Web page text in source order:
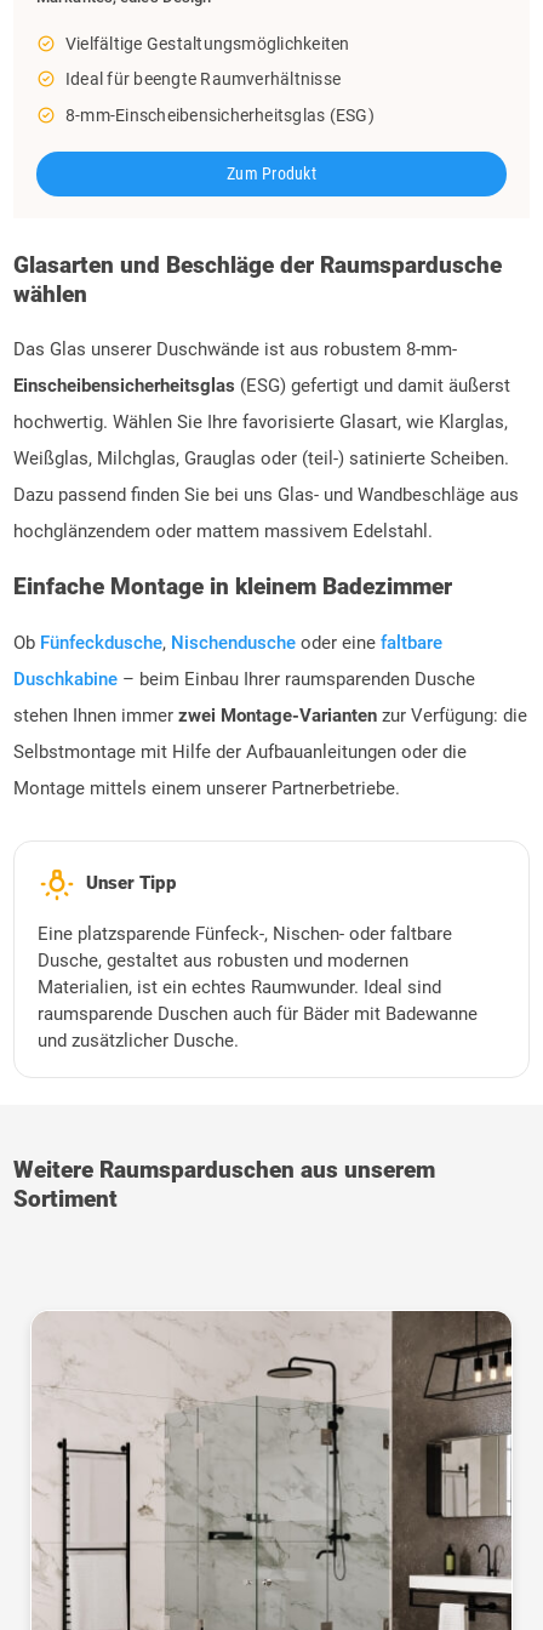
check_circle_outline Vielfältige Gestaltungsmöglichkeiten
check_circle_outline Ideal für beengte Raumverhältnisse
check_circle_outline 8-mm-Einscheibensicherheitsglas (ESG)
Zum Produkt
Glasarten und Beschläge der Raumspardusche
wählen
Das Glas unserer Duschwände ist aus robustem 8-mm-
Einscheibensicherheitsglas (ESG) gefertigt und damit äußerst
hochwertig. Wählen Sie Ihre favorisierte Glasart, wie Klarglas,
Weißglas, Milchglas, Grauglas oder (teil-) satinierte Scheiben.
Dazu passend finden Sie bei uns Glas- und Wandbeschläge aus
hochglänzendem oder mattem massivem Edelstahl.
Einfache Montage in kleinem Badezimmer
Ob Fünfeckdusche, Nischendusche oder einefaltbare
Duschkabine – beim Einbau Ihrer raumsparenden Dusche
stehen Ihnen immerzwei Montage-Varianten zur Verfügung: die
Selbstmontage mit Hilfe der Aufbauanleitungen oder die
Montage mittels einem unserer Partnerbetriebe.
wb_incandescent Unser Tipp
Eine platzsparende Fünfeck-, Nischen- oder faltbare
Dusche, gestaltet aus robusten und modernen
Materialien, ist ein echtes Raumwunder. Ideal sind
raumsparende Duschen auch für Bäder mit Badewanne
und zusätzlicher Dusche.
Weitere Raumsparduschen aus unserem
Sortiment